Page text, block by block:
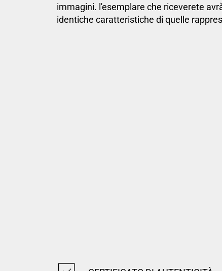
immagini. l'esemplare che riceverete
identiche caratteristiche di quelle